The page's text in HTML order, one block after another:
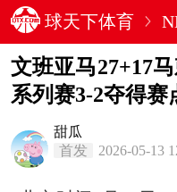
球天下体育
文班亚马27+17
系列赛3-2夺得赛
甜瓜
首发
2026-05-13